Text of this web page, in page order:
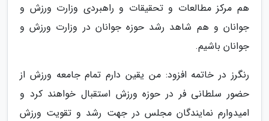
هم مرکز مطالعات و تحقیقات و راهبردی وزارت ورزش و
جوانان و هم شاهد رشد حوزه جوانان در وزارت ورزش و
جوانان باشیم.
رنگرز در خاتمه افزود: من یقین دارم تمام جامعه ورزش از
حضور سلطانی فر در حوزه ورزش استقبال خواهند کرد و
امیدوارم نمایندگان مجلس در جهت رشد و تقویت ورزش